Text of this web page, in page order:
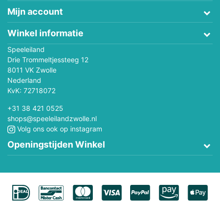
Mijn account
Winkel informatie
Speeleiland
Drie Trommeltjessteeg 12
8011 VK Zwolle
Nederland
KvK: 72718072
+31 38 421 0525
shops@speeleilandzwolle.nl
Volg ons ook op instagram
Openingstijden Winkel